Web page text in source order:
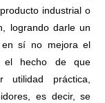
industrial o
logrando darle un
en sí no mejora el
el hecho de que
práctica,
es decir, se